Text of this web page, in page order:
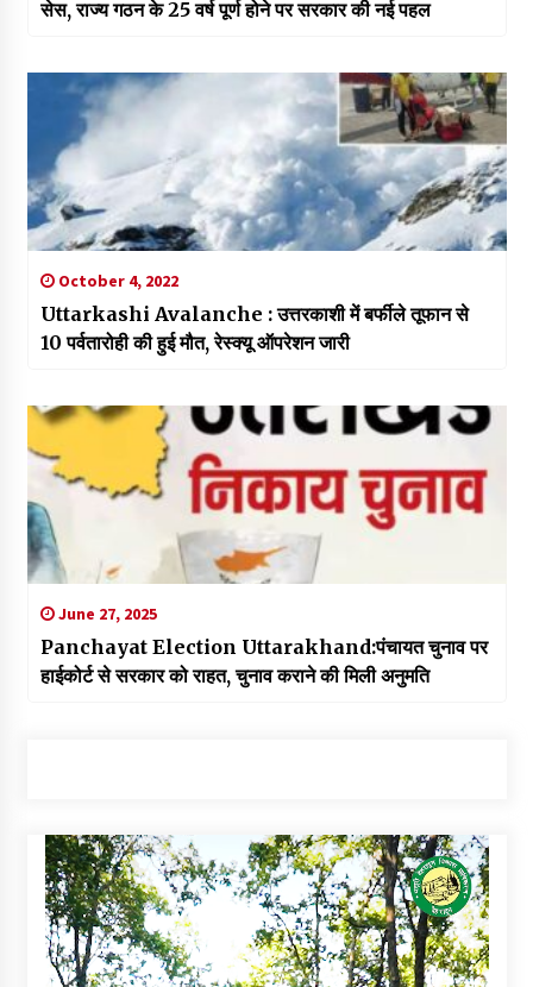
सेस, राज्य गठन के 25 वर्ष पूर्ण होने पर सरकार की नई पहल
October 4, 2022
Uttarkashi Avalanche : उत्तरकाशी में बर्फीले तूफान से
10 पर्वतारोही की हुई मौत, रेस्क्यू ऑपरेशन जारी
June 27, 2025
Panchayat Election Uttarakhand:पंचायत चुनाव पर
हाईकोर्ट से सरकार को राहत, चुनाव कराने की मिली अनुमति